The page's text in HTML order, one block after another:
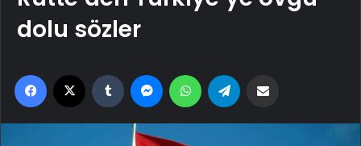
dolu sözler
Facebook Tumblr MessengerWhatsApp